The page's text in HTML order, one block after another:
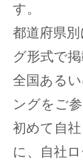
す。
都道府県
グ形式で
全国ある
ングをご
初めて自
に、自社